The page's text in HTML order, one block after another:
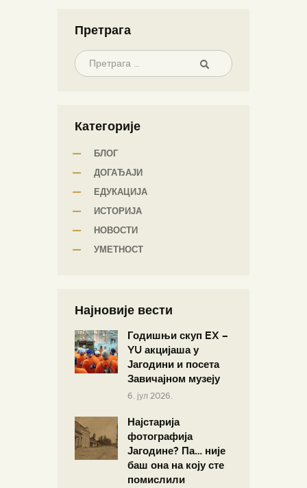
Претрага
Категорије
БЛОГ
ДОГАЂАЈИ
ЕДУКАЦИЈА
ИСТОРИЈА
НОВОСТИ
УМЕТНОСТ
Најновије вести
Годишњи скуп EX –
YU акцијаша у
Јагодини и посета
Завичајном музеју
6. јул 2026.
Најстарија
фотографија
Јагодине? Па… није
баш она на коју сте
помислили